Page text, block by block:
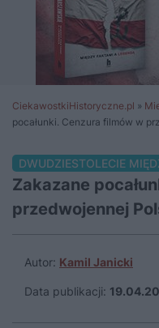
CiekawostkiHistoryczne.pl »
pocałunki. Cenzura filmów w
DWUDZIESTOLECIE
Zakazane
przedwojennej
Autor: Kamil Janicki
Data publikacji: